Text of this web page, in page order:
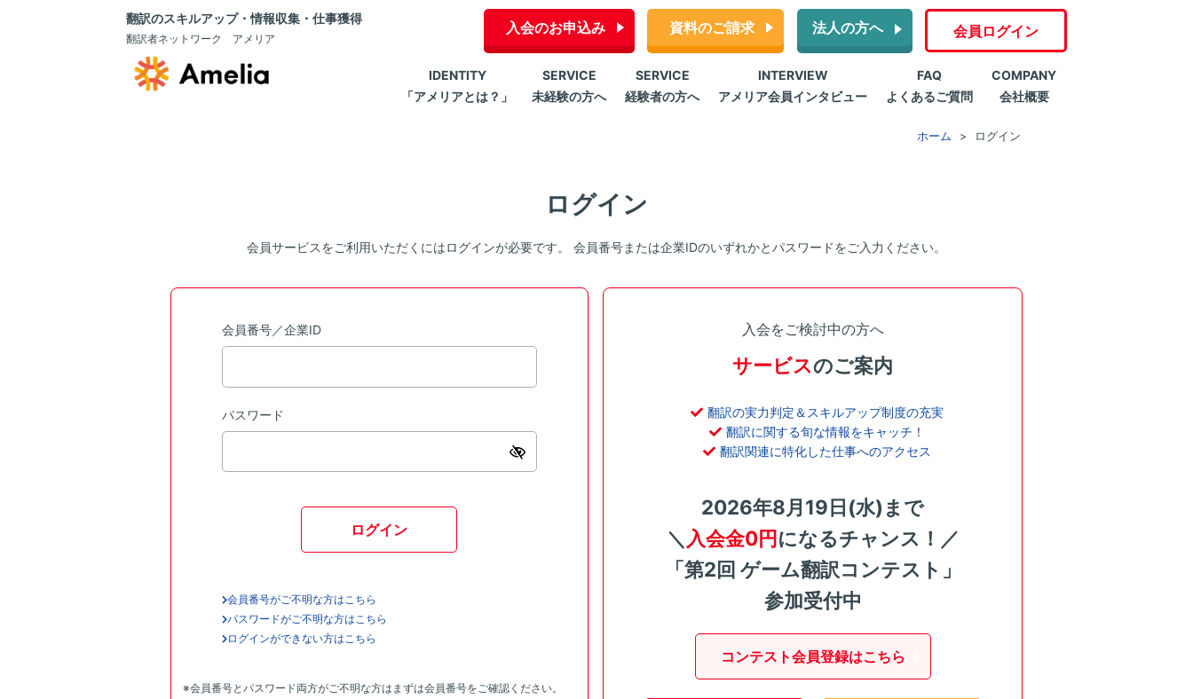
翻訳のスキルアップ・情報収集・仕事獲得
翻訳者ネットワーク アメリア
入会のお申込み 資料のご請求 法人の方へ 会員ログイン
IDENTITY
「アメリアとは？」
SERVICE
未経験の方へ
SERVICE
経験者の方へ
INTERVIEW
アメリア会員インタビュー
FAQ
よくあるご質問
COMPANY
会社概要
ホーム ログイン
ログイン
会員サービスをご利用いただくにはログインが必要です。 会員番号または企業IDのいずれかとパスワードをご入力ください。
会員番号／企業ID
パスワード
ログイン
会員番号がご不明な方はこちら
パスワードがご不明な方はこちら
ログインができない方はこちら
※会員番号とパスワード両方がご不明な方はまずは会員番号をご確認ください。
入会をご検討中の方へ
サービスのご案内
翻訳の実力判定＆スキルアップ制度の充実
翻訳に関する旬な情報をキャッチ！
翻訳関連に特化した仕事へのアクセス
2026年8月19日(水)まで
＼ 入会金0円になるチャンス！／
「第2回 ゲーム翻訳コンテスト」
参加受付中
コンテスト会員登録はこちら